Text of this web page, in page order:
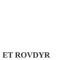
ET ROVDYR